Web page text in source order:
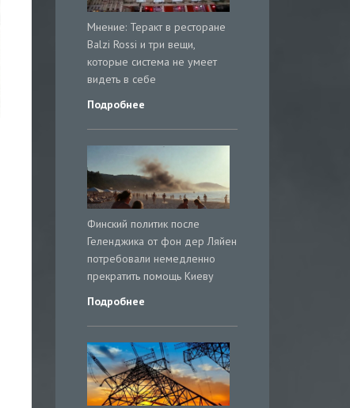
Мнение: Теракт в ресторане
Balzi Rossi и три вещи,
которые система не умеет
видеть в себе
Подробнее
Финский политик после
Геленджика от фон дер Ляйен
потребовали немедленно
прекратить помощь Киеву
Подробнее